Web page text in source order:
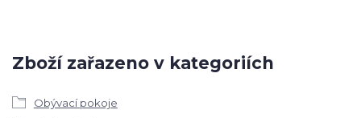
Zboží zařazeno v kategoriích
Obývací pokoje